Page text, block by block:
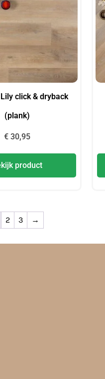
click & dryback
(plank)
€30,95
product
2 3 →